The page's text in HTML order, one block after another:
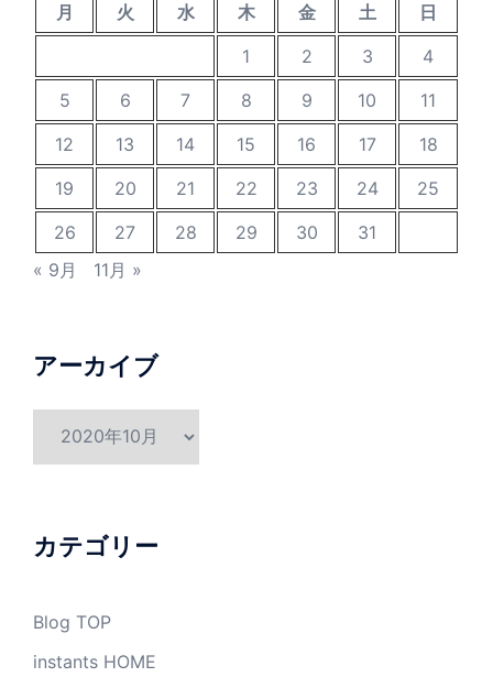
月 火 水 木 金 土
日
1
2 3
4
5
6 7 8 9 10
11
12
13 14 15 16 17
18
19
20 21 22 23 24
25
26
27 28 29 30
31
« 9月
11月 »
アーカイブ
ブ
カテゴリー
Blog TOP
instants HOME